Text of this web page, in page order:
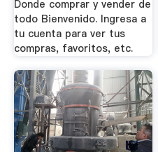
Donde comprar y vender de
todo Bienvenido. Ingresa a
tu cuenta para ver tus
compras, favoritos, etc.